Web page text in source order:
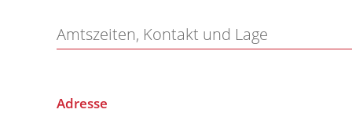
Amtszeiten, Kontakt und Lage
Adresse